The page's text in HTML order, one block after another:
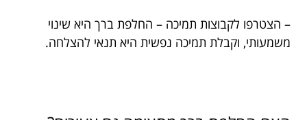
– הצטרפו לקבוצות תמיכה – החלפת ברך היא שינוי
משמעותי, וקבלת תמיכה נפשית היא תנאי להצלחה.